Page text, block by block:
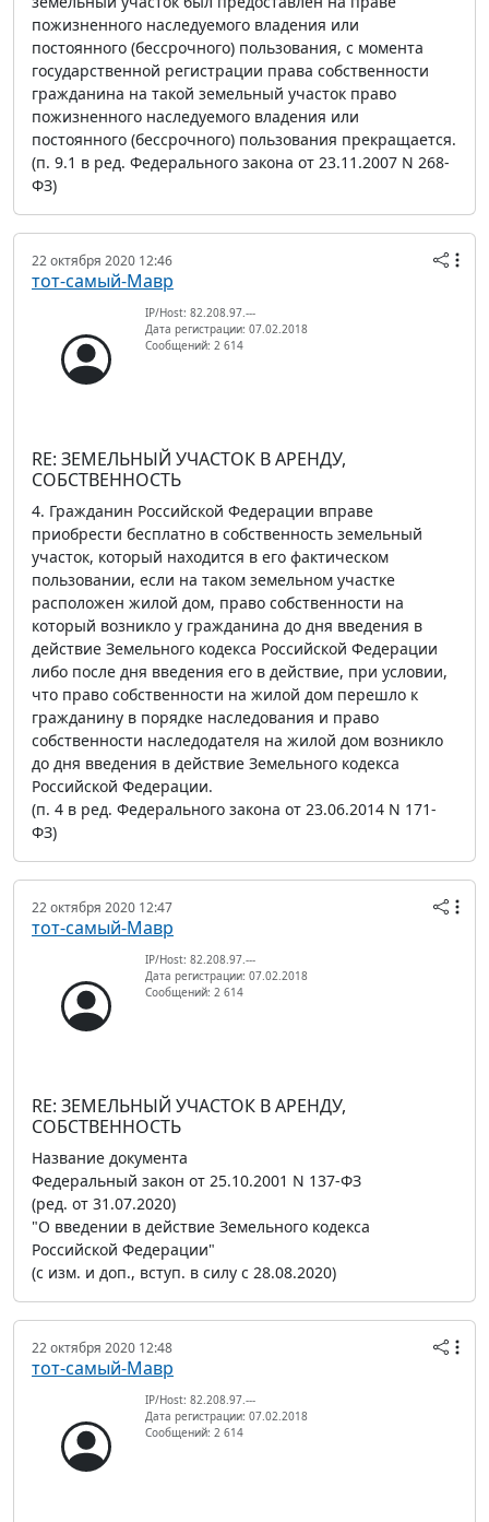
пожизненного наследуемого владения или
постоянного (бессрочного) пользования, с момента
государственной регистрации права собственности
гражданина на такой земельный участок право
пожизненного наследуемого владения или
постоянного (бессрочного) пользования прекращается.
(п. 9.1 в ред. Федерального закона от 23.11.2007 N 268-
ФЗ)
22 октября 2020 12:46
тот-самый-Мавр
IP/Host: 82.208.97.---
Дата регистрации: 07.02.2018
Сообщений: 2 614
RE: ЗЕМЕЛЬНЫЙ УЧАСТОК В АРЕНДУ,
СОБСТВЕННОСТЬ
4. Гражданин Российской Федерации вправе
приобрести бесплатно в собственность земельный
участок, который находится в его фактическом
пользовании, если на таком земельном участке
расположен жилой дом, право собственности на
который возникло у гражданина до дня введения в
действие Земельного кодекса Российской Федерации
либо после дня введения его в действие, при условии,
что право собственности на жилой дом перешло к
гражданину в порядке наследования и право
собственности наследодателя на жилой дом возникло
до дня введения в действие Земельного кодекса
Российской Федерации.
(п. 4 в ред. Федерального закона от 23.06.2014 N 171-
ФЗ)
22 октября 2020 12:47
тот-самый-Мавр
IP/Host: 82.208.97.---
Дата регистрации: 07.02.2018
Сообщений: 2 614
RE: ЗЕМЕЛЬНЫЙ УЧАСТОК В АРЕНДУ,
СОБСТВЕННОСТЬ
Название документа
Федеральный закон от 25.10.2001 N 137-ФЗ
(ред. от 31.07.2020)
"О введении в действие Земельного кодекса
Российской Федерации"
(с изм. и доп., вступ. в силу с 28.08.2020)
22 октября 2020 12:48
тот-самый-Мавр
IP/Host: 82.208.97.---
Дата регистрации: 07.02.2018
Сообщений: 2 614